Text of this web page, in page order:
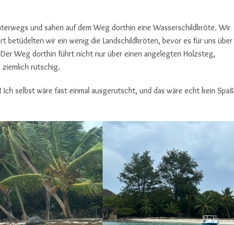
und sahen auf dem Weg dorthin eine Wasserschildkröte. Wir
betüdelten wir ein wenig die Landschildkröten, bevor es für uns über
Weg dorthin führt nicht nur über einen angelegten Holzsteg,
ziemlich rutschig.
selbst wäre fast einmal ausgerutscht, und das wäre echt kein Spaß